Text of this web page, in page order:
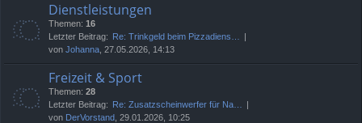
Dienstleistungen
Themen: 16
Letzter Beitrag: Re: Trinkgeld beim Pizzadiens…
von Johanna , 27.05.2026, 14:13
Freizeit & Sport
Themen: 28
Letzter Beitrag: Re: Zusatzscheinwerfer für Na…
von DerVorstand , 29.01.2026, 10:25